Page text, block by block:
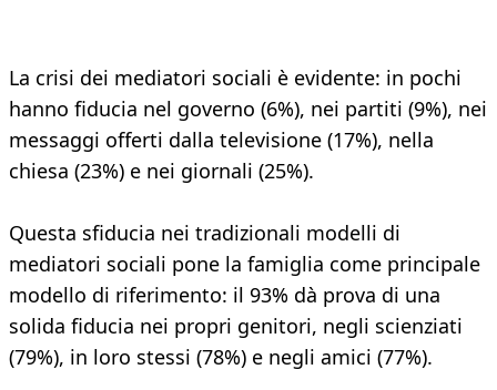
La crisi dei mediatori sociali è evidente: in pochi
hanno fiducia nel governo (6%), nei partiti (9%), nei
messaggi offerti dalla televisione (17%), nella
chiesa (23%) e nei giornali (25%).
Questa sfiducia nei tradizionali modelli di
mediatori sociali pone la famiglia come principale
modello di riferimento: il 93% dà prova di una
solida fiducia nei propri genitori, negli scienziati
(79%), in loro stessi (78%) e negli amici (77%).